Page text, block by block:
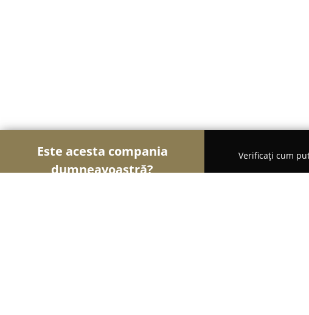
Este acesta compania
dumneavoastră?
Verificați cum